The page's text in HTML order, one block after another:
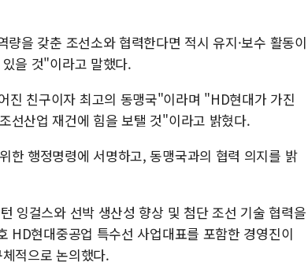
을 갖춘 조선소와 협력한다면 적시 유지·보수 활동이
을 것"이라고 말했다.
진 친구이자 최고의 동맹국"이라며 "HD현대가 가진
선산업 재건에 힘을 보탤 것"이라고 밝혔다.
한 행정명령에 서명하고, 동맹국과의 협력 의지를 밝
잉걸스와 선박 생산성 향상 및 첨단 조선 기술 협력을
HD현대중공업 특수선 사업대표를 포함한 경영진이
적으로 논의했다.